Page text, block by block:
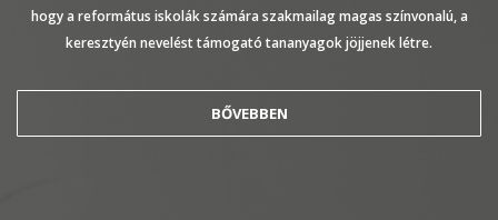
hogy a református iskolák számára szakmailag magas színvonalú, a
keresztyén nevelést támogató tananyagok jöjjenek létre.
BŐVEBBEN